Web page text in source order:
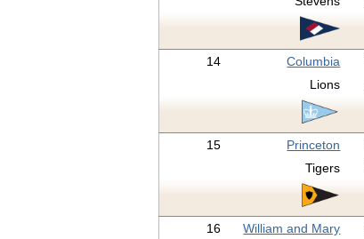
14 Columbia
Lions
15 Princeton
Tigers
16 William and Mary